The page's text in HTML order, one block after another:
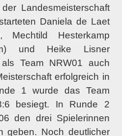
Landesmeisterschaft
Daniela de Laet
Mechtild Hesterkamp
und Heike Lisner
als Team NRW01 auch
erfolgreich in
1 wurde das Team
besiegt. In Runde 2
den drei Spielerinnen
geben. Noch deutlicher